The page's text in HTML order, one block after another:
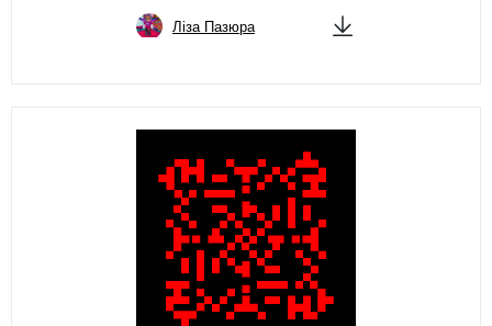
Ліза Пазюра